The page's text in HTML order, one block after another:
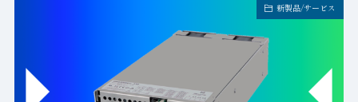
FA業界・企業トピックス